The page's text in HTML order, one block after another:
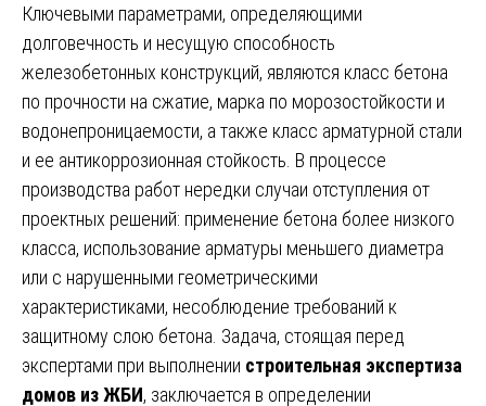
Ключевыми параметрами, определяющими
долговечность и несущую способность
железобетонных конструкций, являются класс бетона
по прочности на сжатие, марка по морозостойкости и
водонепроницаемости, а также класс арматурной стали
и ее антикоррозионная стойкость. В процессе
производства работ нередки случаи отступления от
проектных решений: применение бетона более низкого
класса, использование арматуры меньшего диаметра
или с нарушенными геометрическими
характеристиками, несоблюдение требований к
защитному слою бетона. Задача, стоящая перед
экспертами при выполнении строительная экспертиза
домов из ЖБИ, заключается в определении